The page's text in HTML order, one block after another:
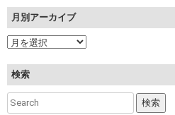
月別アーカイブ
検索